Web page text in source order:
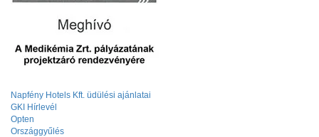
Napfény Hotels Kft. üdülési ajánlatai
GKI Hírlevél
Opten
Országgyűlés